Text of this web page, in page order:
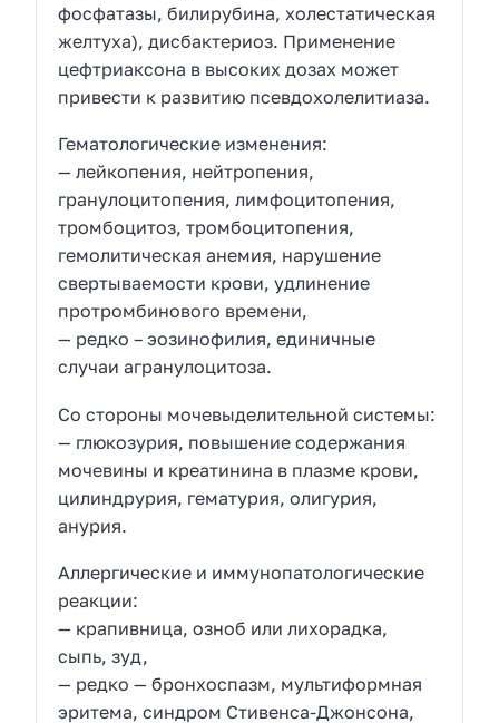
фосфатазы, билирубина, холестатическая
желтуха), дисбактериоз. Применение
цефтриаксона в высоких дозах может
привести к развитию псевдохолелитиаза.
Гематологические изменения:
— лейкопения, нейтропения,
гранулоцитопения, лимфоцитопения,
тромбоцитоз, тромбоцитопения,
гемолитическая анемия, нарушение
свертываемости крови, удлинение
протромбинового времени,
— редко – эозинофилия, единичные
случаи агранулоцитоза.
Со стороны мочевыделительной системы:
— глюкозурия, повышение содержания
мочевины и креатинина в плазме крови,
цилиндрурия, гематурия, олигурия,
анурия.
Аллергические и иммунопатологические
реакции:
— крапивница, озноб или лихорадка,
сыпь, зуд,
— редко — бронхоспазм, мультиформная
эритема, синдром Стивенса-Джонсона,